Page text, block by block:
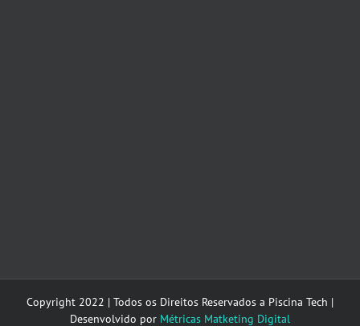
Copyright 2022 | Todos os Direitos Reservados a Piscina Tech |
Desenvolvido por Métricas Matketing Digital